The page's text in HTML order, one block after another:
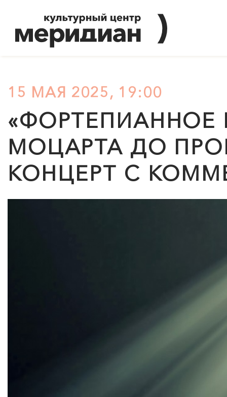
15 МАЯ 2025, 19:00
«ФОРТЕПИАННОЕ
МОЦАРТА ДО
КОНЦЕРТ С